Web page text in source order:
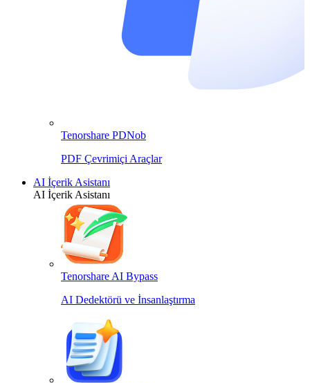
Tenorshare PDNob
PDF Çevrimiçi Araçlar
AI İçerik Asistanı
AI İçerik Asistanı
Tenorshare AI Bypass
AI Dedektörü ve İnsanlaştırma